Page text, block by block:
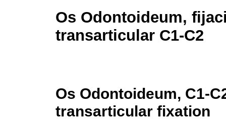
Os Odontoideum,
transarticular C1-C2
Os Odontoideum, C1-
transarticular fixation